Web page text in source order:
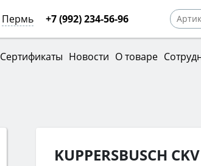
Пермь +7 (992) 234-56-96
Сертификаты Новости О товаре
KUPPERSBUSCH